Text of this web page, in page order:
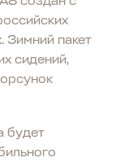
Зимний пакет
сидений,
будет